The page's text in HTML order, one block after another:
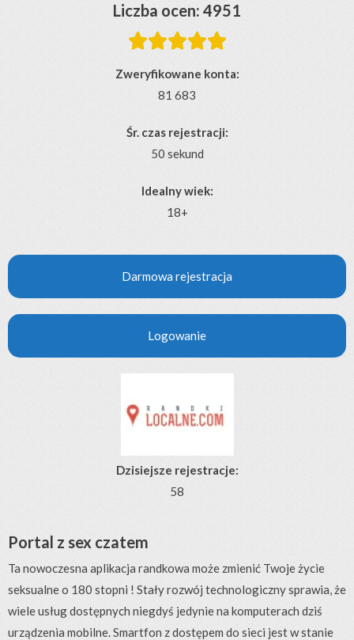
Liczba ocen: 4951

Zweryfikowane konta:
81 683
Śr. czas rejestracji:
50 sekund
Idealny wiek:
18+
Darmowa rejestracja
Logowanie
Dzisiejsze rejestracje:
58
Portal z sex czatem
Ta nowoczesna aplikacja randkowa może zmienić Twoje życie
seksualne o 180 stopni ! Stały rozwój technologiczny sprawia, że
wiele usług dostępnych niegdyś jedynie na komputerach dziś
urządzenia mobilne. Smartfon z dostępem do sieci jest w stanie